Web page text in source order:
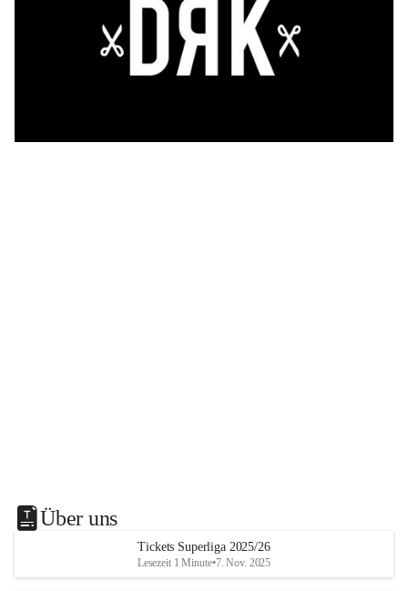
Über uns
Tickets Superliga 2025/26
Lesezeit 1 Minute•7. Nov. 2025